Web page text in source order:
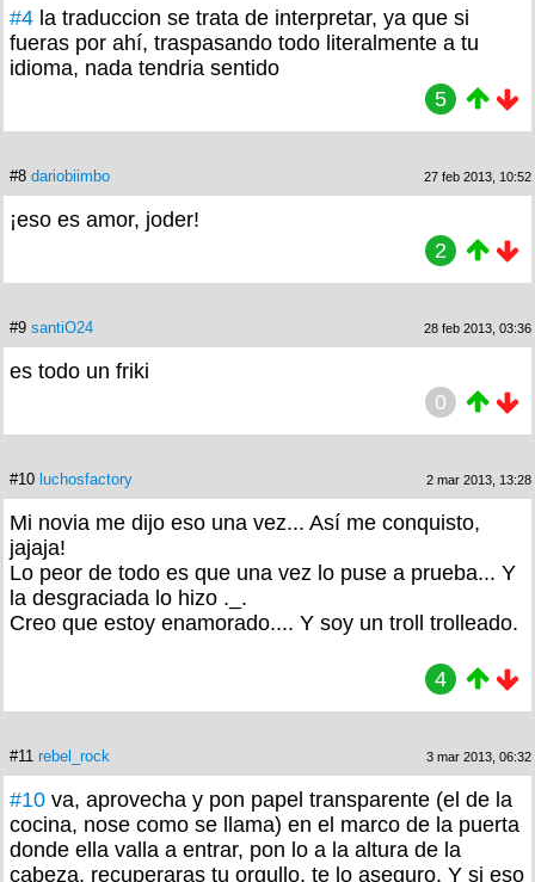
#4 la traduccion se trata de interpretar, ya que si
fueras por ahí, traspasando todo literalmente a tu
idioma, nada tendria sentido
5
#8 dariobiimbo 27 feb 2013, 10:52
¡eso es amor, joder!
2
#9 santiO24 28 feb 2013, 03:36
es todo un friki
0
#10 luchosfactory 2 mar 2013, 13:28
Mi novia me dijo eso una vez... Así me conquisto,
jajaja!
Lo peor de todo es que una vez lo puse a prueba... Y
la desgraciada lo hizo ._.
Creo que estoy enamorado.... Y soy un troll trolleado.
4
#11 rebel_rock 3 mar 2013, 06:32
#10 va, aprovecha y pon papel transparente (el de la
cocina, nose como se llama) en el marco de la puerta
donde ella valla a entrar, pon lo a la altura de la
cabeza, recuperaras tu orgullo, te lo aseguro. Y si eso